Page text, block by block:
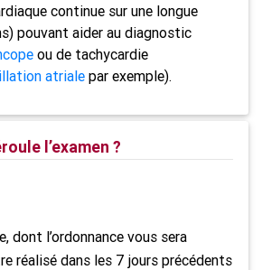
continue sur une longue
pouvant aider au diagnostic
ou de tachycardie
atrialepar exemple).
l’examen ?
dont l’ordonnance vous sera
réalisé dans les 7 jours précédents